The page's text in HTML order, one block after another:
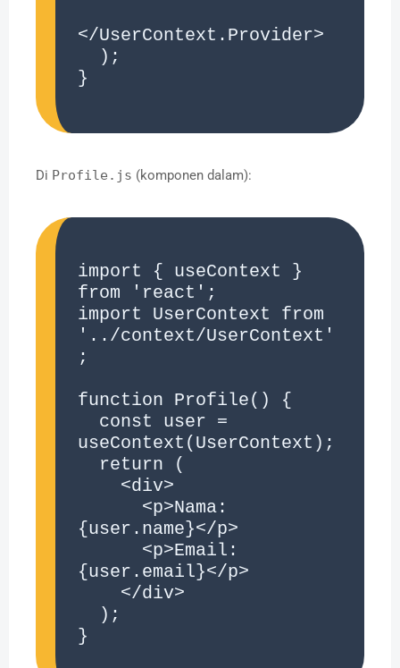
</UserContext.Provider>
}
Di Profile.js (komponen dalam):
import { useContext }
from 'react';
import UserContext from
'../context/UserContext'
;
function Profile() {
useContext(UserContext);
{user.name}</p>
{user.email}</p>
}